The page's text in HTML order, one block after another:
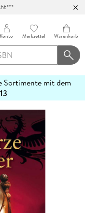
Konto Merkzettel Warenkorb
Sortimente mit dem